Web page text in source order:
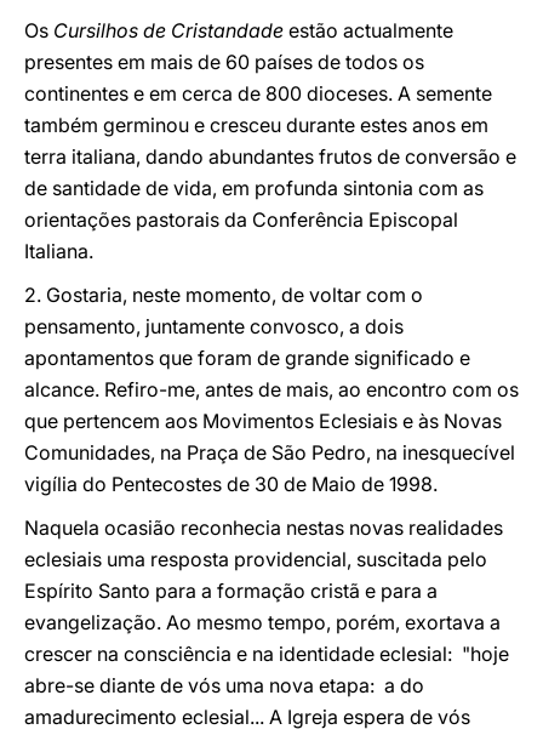
Os Cursilhos de Cristandade estão actualmente
presentes em mais de 60 países de todos os
continentes e em cerca de 800 dioceses. A semente
também germinou e cresceu durante estes anos em
terra italiana, dando abundantes frutos de conversão e
de santidade de vida, em profunda sintonia com as
orientações pastorais da Conferência Episcopal
Italiana.
2. Gostaria, neste momento, de voltar com o
pensamento, juntamente convosco, a dois
apontamentos que foram de grande significado e
alcance. Refiro-me, antes de mais, ao encontro com os
que pertencem aos Movimentos Eclesiais e às Novas
Comunidades, na Praça de São Pedro, na inesquecível
vigília do Pentecostes de 30 de Maio de 1998.
Naquela ocasião reconhecia nestas novas realidades
eclesiais uma resposta providencial, suscitada pelo
Espírito Santo para a formação cristã e para a
evangelização. Ao mesmo tempo, porém, exortava a
crescer na consciência e na identidade eclesial: "hoje
abre-se diante de vós uma nova etapa: a do
amadurecimento eclesial... A Igreja espera de vós